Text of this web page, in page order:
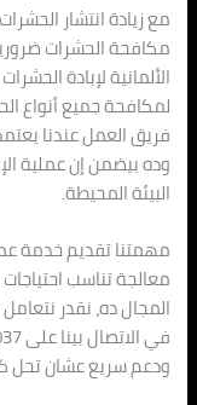
مع زيادة انتشار
مكافحة الحشرات
الألمانية لإبادة
لمكافحة جميع أنواع
فريق العمل عندنا
وده بيضمن إن عملية
البيئة المحيطة.
مهمتنا تقديم خدمة
معالجة تناسب
المجال ده، نقدر
ودعم سريع عشان تحل